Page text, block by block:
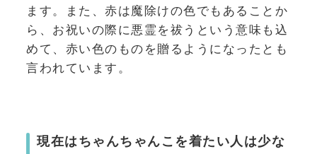
ます。また、赤は魔除けの色でもあることか
ら、お祝いの際に悪霊を祓うという意味も込
めて、赤い色のものを贈るようになったとも
言われています。
現在はちゃんちゃんこを着たい人は少な